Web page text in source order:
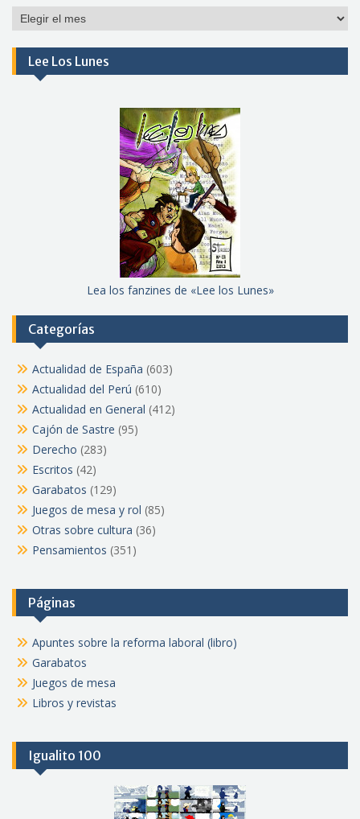
Por
Lee Los Lunes
Lea los fanzines de «Lee los Lunes»
Categorías
Actualidad de España (603)
Actualidad del Perú (610)
Actualidad en General (412)
Cajón de Sastre (95)
Derecho (283)
Escritos (42)
Garabatos (129)
Juegos de mesa y rol (85)
Otras sobre cultura (36)
Pensamientos (351)
Páginas
Apuntes sobre la reforma laboral (libro)
Garabatos
Juegos de mesa
Libros y revistas
Igualito 100